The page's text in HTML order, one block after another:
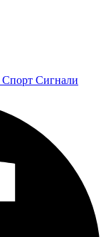
Спорт Сигнали